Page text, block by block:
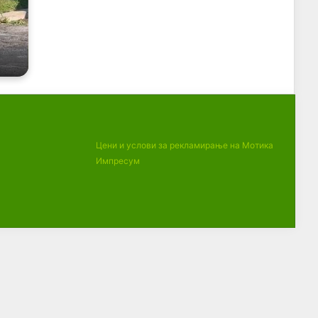
Цени и услови за рекламирање на Мотика
Импресум